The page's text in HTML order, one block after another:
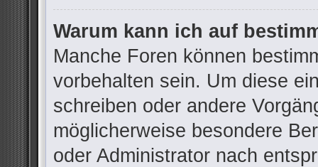
Warum kann ich auf
Manche Foren können
vorbehalten sein. Um diese
schreiben oder andere
möglicherweise besondere
oder Administrator nach